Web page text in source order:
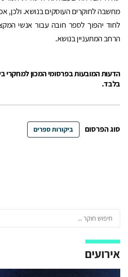
מחשבה לחוקרים העוסקים בנושא. ולכן,
לחוד יהפוך לספר חובה עבור אנשי
הרחב המתעניין בנושא.
הדעות המובעות בפרסומי המכון למחקרי
בלבד.
סוג הפרסום ביקורות ספרים
אירועים